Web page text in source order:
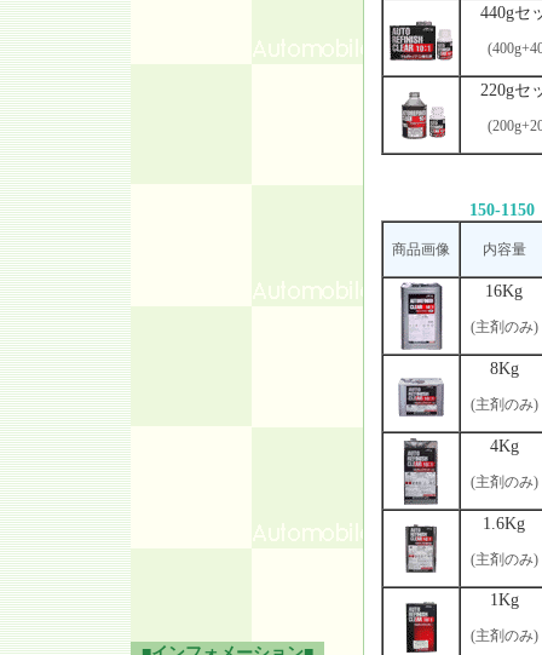
440gセ
220gセ
150-1150
商品画像 内容量
16Kg
(主剤のみ)
8Kg
(主剤のみ)
4Kg
(主剤のみ)
1.6Kg
(主剤のみ)
1Kg
(主剤のみ)